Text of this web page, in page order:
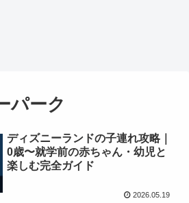
パーク
ディズニーランドの子連れ攻略｜
0歳〜就学前の赤ちゃん・幼児と
楽しむ完全ガイド
2026.05.19